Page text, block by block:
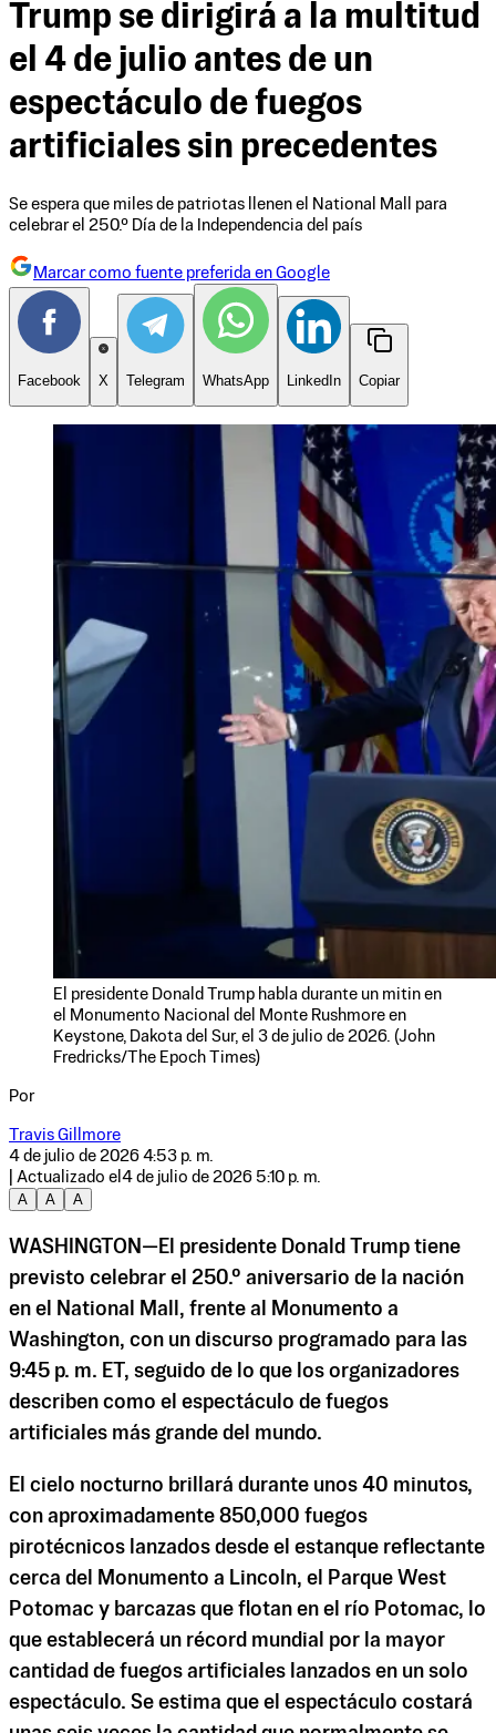
Trump se dirigirá a la multitud
el 4 de julio antes de un
espectáculo de fuegos
artificiales sin precedentes
Se espera que miles de patriotas llenen el National Mall para
celebrar el 250.º Día de la Independencia del país
Marcar como fuente preferida en Google
Facebook X Telegram WhatsApp LinkedIn Copiar
El presidente Donald Trump habla durante un mitin en
el Monumento Nacional del Monte Rushmore en
Keystone, Dakota del Sur, el 3 de julio de 2026. (John
Fredricks/The Epoch Times)
Por
Travis Gillmore
4 de julio de 2026 4:53 p. m.
| Actualizado el 4 de julio de 2026 5:10 p. m.
A
A A
WASHINGTON—El presidente Donald Trump tiene
previsto celebrar el 250.º aniversario de la nación
en el National Mall, frente al Monumento a
Washington, con un discurso programado para las
9:45 p. m. ET, seguido de lo que los organizadores
describen como el espectáculo de fuegos
artificiales más grande del mundo.
El cielo nocturno brillará durante unos 40 minutos,
con aproximadamente 850,000 fuegos
pirotécnicos lanzados desde el estanque reflectante
cerca del Monumento a Lincoln, el Parque West
Potomac y barcazas que flotan en el río Potomac, lo
que establecerá un récord mundial por la mayor
cantidad de fuegos artificiales lanzados en un solo
espectáculo. Se estima que el espectáculo costará